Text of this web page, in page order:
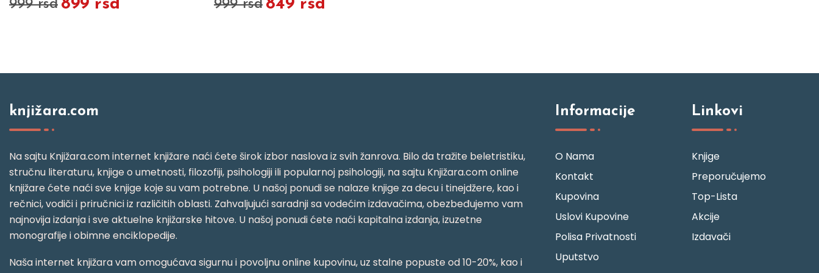
999 rsd 899 rsd 999 rsd 849 rsd
knjižara.com
Na sajtu Knjižara.com internet knjižare naći ćete širok izbor naslova iz svih žanrova. Bilo da tražite beletristiku,
stručnu literaturu, knjige o umetnosti, filozofiji, psihologiji ili popularnoj psihologiji, na sajtu Knjižara.com online
knjižare ćete naći sve knjige koje su vam potrebne. U našoj ponudi se nalaze knjige za decu i tinejdžere, kao i
rečnici, vodiči i priručnici iz različitih oblasti. Zahvaljujući saradnji sa vodećim izdavačima, obezbeđujemo vam
najnovija izdanja i sve aktuelne knjižarske hitove. U našoj ponudi ćete naći kapitalna izdanja, izuzetne
monografije i obimne enciklopedije.
Naša internet knjižara vam omogućava sigurnu i povoljnu online kupovinu, uz stalne popuste od 10-20%, kao i
Informacije
O Nama
Kontakt
Kupovina
Uslovi Kupovine
Polisa Privatnosti
Uputstvo
Linkovi
Knjige
Preporučujemo
Top-Lista
Akcije
Izdavači